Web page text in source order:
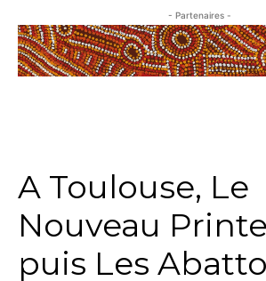
- Partenaires -
A Toulouse, Le
Nouveau
puis Les